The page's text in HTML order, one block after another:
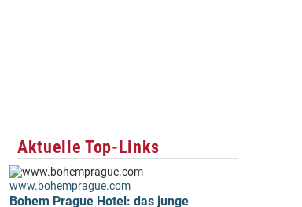
Aktuelle Top-Links
www.bohemprague.com
Bohem Prague Hotel: das junge